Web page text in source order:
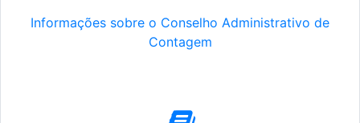
Informações sobre o Conselho Administrativo de
Contagem